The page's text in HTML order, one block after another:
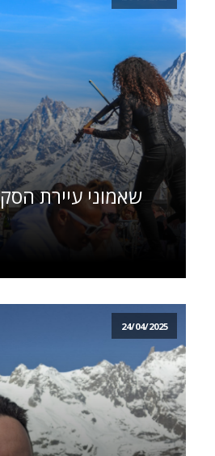
שאמוני עיירת
24/04/2025